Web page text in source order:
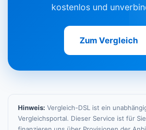
kostenlos und
Zum Vergleich
Hinweis: Vergleich-DSL ist ein
Vergleichsportal. Dieser Service ist für